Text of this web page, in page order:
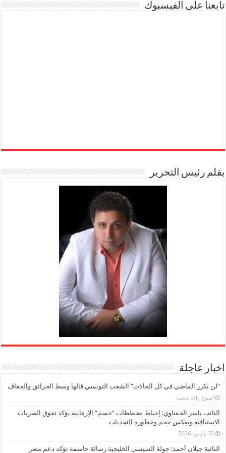
تابعنا على الفيسبوك
بقلم رئيس التحرير
اخبار عاجلة
“لن نكرر الماضي في كل الحالات” الشعب التونسي قالها وسط الحرائق والجفاف
‏أسبوع واحد مضت
النائب ياسر الحفناوي: إحباط مخططات “حسم” الإرهابية يؤكد تفوق الضربات
الاستباقية ويعكس حجم وخطورة التحديات
30 مارس، 2026
النائبة جيلان أحمد: جولة السيسي الخليجية رسالة حاسمة تؤكد دعم مصر